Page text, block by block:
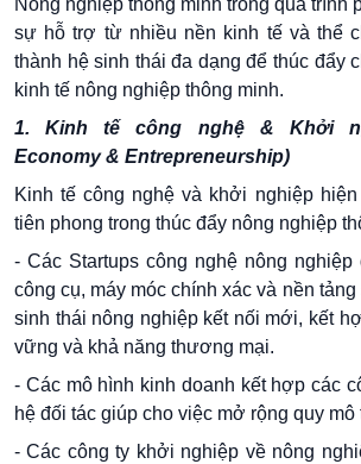
Nông nghiệp thông minh trong quá trình
sự hỗ trợ từ nhiều nền kinh tế và thể
thành hệ sinh thái đa dạng để thúc đẩy
kinh tế nông nghiệp thông minh.
1. Kinh tế công nghệ & Khởi
Economy & Entrepreneurship)
Kinh tế công nghệ và khởi nghiệp
tiên phong trong thúc đẩy nông nghiệp
- Các Startups công nghệ nông
công cụ, máy móc chính xác và nền
sinh thái nông nghiệp kết nối mới, kết
vững và khả năng thương mại.
- Các mô hình kinh doanh kết hợp các
hệ đối tác giúp cho việc mở rộng quy
- Các công ty khởi nghiệp về nông